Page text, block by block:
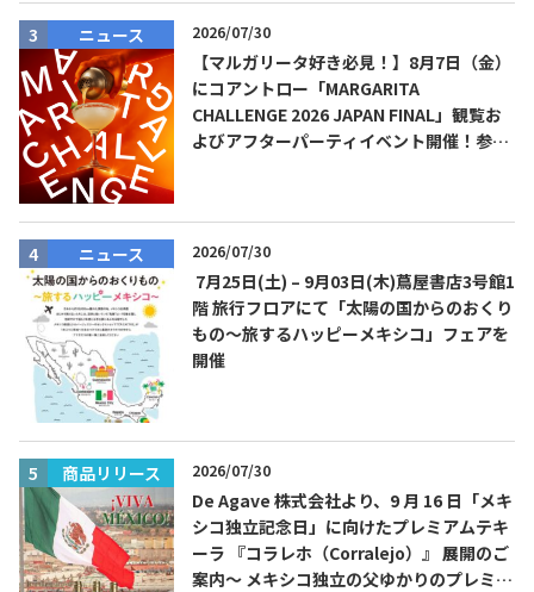
ニュース 2026/07/30
【マルガリータ好き必見！】8月7日（金）
にコアントロー「MARGARITA
CHALLENGE 2026 JAPAN FINAL」観覧お
よびアフターパーティイベント開催！参加
ニュース 2026/07/30
7月25日(土) – 9月03日(木)蔦屋書店3号館1
階 旅行フロアにて「太陽の国からのおくり
もの～旅するハッピーメキシコ」フェアを
開催
商品リリース 2026/07/30
De Agave 株式会社より、9 月 16 日「メキ
シコ独立記念日」に向けたプレミアムテキ
ーラ 『コラレホ（Corralejo）』 展開のご
案内〜 メキシコ独立の父ゆかりのプレミア